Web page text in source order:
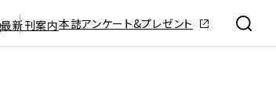
最新刊案内本誌アンケート&プレゼント